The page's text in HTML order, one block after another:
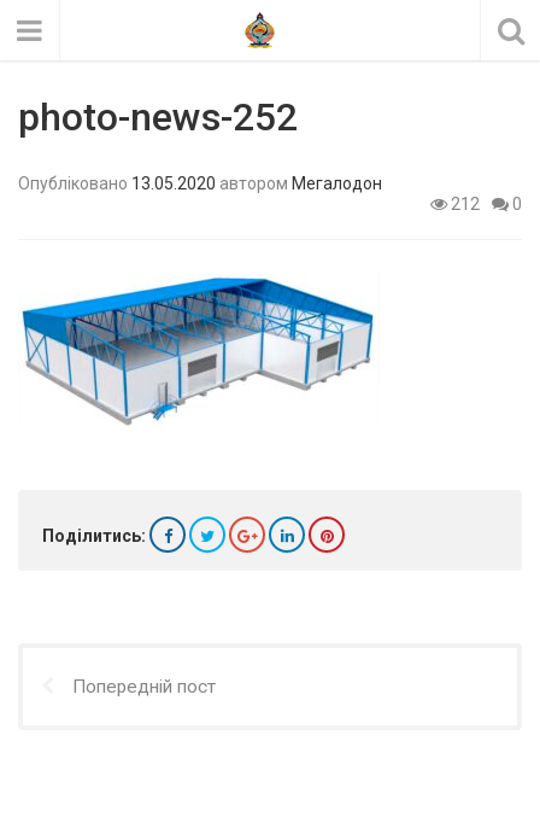
photo-news-252
Опубліковано 13.05.2020 автором Мегалодон
212
0
Поділитись:
Попередній пост